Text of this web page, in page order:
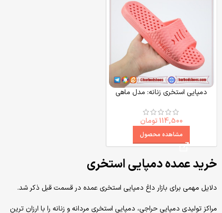
دمپایی استخری زنانه: مدل ماهی
114,500 تومان
مشاهده محصول
خرید عمده دمپایی استخری
دلایل مهمی برای بازار داغ دمپایی استخری عمده در قسمت قبل ذکر شد.
مراکز تولیدی دمپایی حراجی، دمپایی استخری مردانه و زنانه را با ارزان ترین